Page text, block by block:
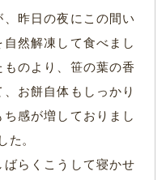
昨日の夜にこの間い
然解凍して食べまし
のより、笹の葉の香
お餅自体もしっかり
感が増しておりまし
た。
らくこうして寝かせ